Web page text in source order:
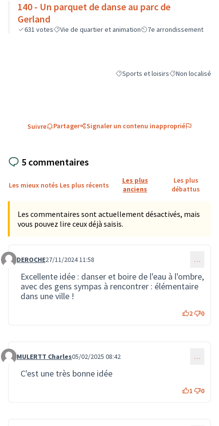
140 - Un parquet de danse au parc de
Gerland
631 votes Vie de quartier et animation 7e arrondissement
Filtrer les résultats de la
Sports et loisirsFiltrer les
Non localisé
Suivre Partager Signaler un contenu inapproprié
5 commentaires
Les mieux notés Les plus récents
Les plus
anciens
Les plus
débattus
Les commentaires sont actuellement désactivés, mais
vous pouvez lire ceux déjà saisis.
Commentaire 2933
DEROCHE27/11/2024 11:58 …
Excellente idée : danser et boire de l'eau à l'ombre,
avec des gens sympas à rencontrer : élémentaire
dans une ville !
2 0
Commentaire 3425
MULERTT Charles05/02/2025 08:42 …
C'est une très bonne idée
1 0